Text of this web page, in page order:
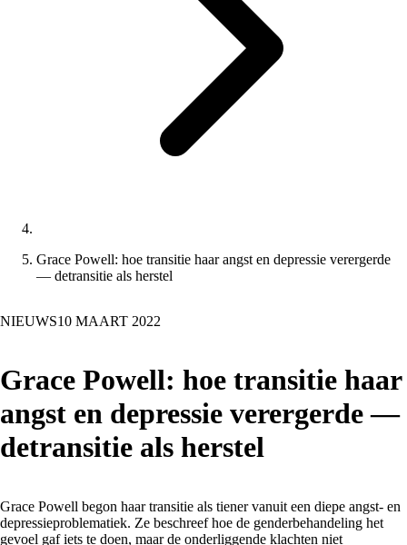
Grace Powell: hoe transitie haar angst en depressie verergerde
— detransitie als herstel
NIEUWS10 MAART 2022
Grace Powell: hoe transitie haar
angst en depressie verergerde —
detransitie als herstel
Grace Powell begon haar transitie als tiener vanuit een diepe angst- en
depressieproblematiek. Ze beschreef hoe de genderbehandeling het
gevoel gaf iets te doen, maar de onderliggende klachten niet